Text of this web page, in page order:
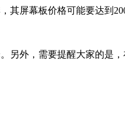
屏幕板价格可能要达到
外，需要提醒大家的是